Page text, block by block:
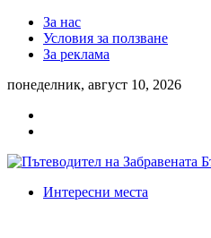
За нас
Условия за ползване
За реклама
понеделник, август 10, 2026
Интересни места